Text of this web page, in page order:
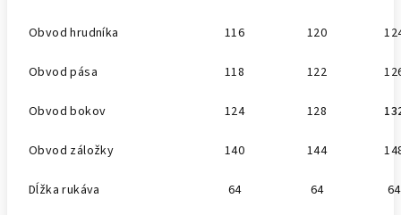
Obvod hrudníka 116 120
Obvod pása 118 122
Obvod bokov 124 128
Obvod záložky 140 144
Dĺžka rukáva 64 64 64